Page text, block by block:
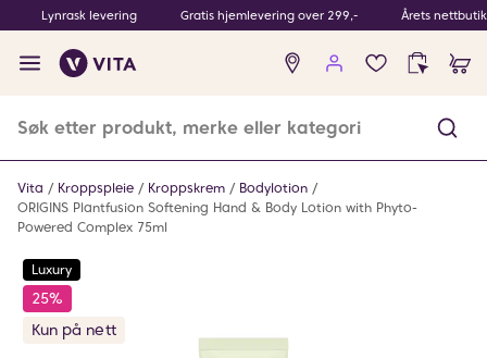
Lynrask levering Gratis hjemlevering over 299,- Årets
Ingen
produkter
Vita Kroppspleie Kroppskrem
Bodylotion
ORIGINS Plantfusion Softening Hand & Body Lotion with Phyto-
Powered Complex 75ml
Luxury
25%
Kun på nett